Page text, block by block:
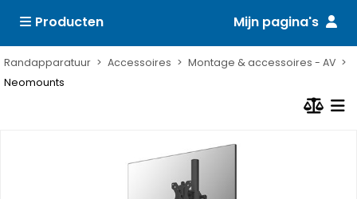
Producten Mijn pagina's
Randapparatuur Accessoires
Montage & accessoires - AV
Neomounts